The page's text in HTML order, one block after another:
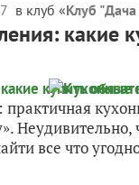
в клуб «Клуб
какие
все что